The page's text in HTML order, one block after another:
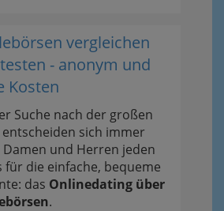
vergleichen
- anonym und
Kosten
Suche nach der großen
entscheiden sich immer
und Herren jeden
für die einfache, bequeme
das Onlinedating über
.